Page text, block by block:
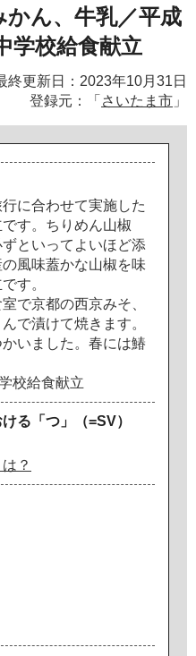
ん、牛乳／平成
校給食献立
更新日：2023年10月31日
登録元：「 さいたま市 」
行に合わせて実施した
です。 ち り めん山椒
ずと いって よ いほ ど添
の風味蓋かな山椒を味
です。
室で京都の西京みそ
んで漬けて焼き ま す。
かい ま した 。 春には鰆
校給食献立
る「つ」（=SV）
？